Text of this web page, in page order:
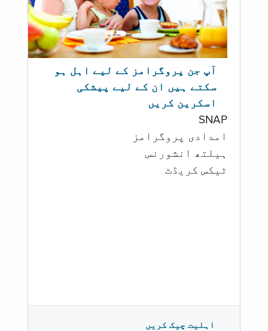
آپ جن پروگرامز کے لیے اہل ہو
سکتے ہیں ان کے لیے پیشکی
اسکرین کریں
SNAP
امدادی پروگرامز
‏ہیلتھ انشورنس
ٹیکس کریڈٹ
اہلیت چیک کریں